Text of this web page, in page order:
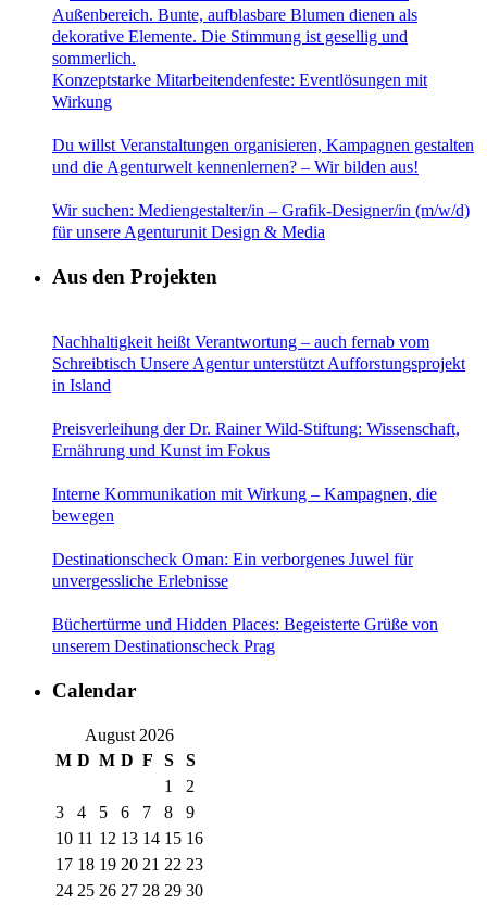
Konzeptstarke Mitarbeitendenfeste: Eventlösungen mit
Wirkung
Du willst Veranstaltungen organisieren, Kampagnen gestalten
und die Agenturwelt kennenlernen? – Wir bilden aus!
Wir suchen: Mediengestalter/in – Grafik-Designer/in (m/w/d)
für unsere Agenturunit Design & Media
Aus den Projekten
Nachhaltigkeit heißt Verantwortung – auch fernab vom
Schreibtisch Unsere Agentur unterstützt Aufforstungsprojekt
in Island
Preisverleihung der Dr. Rainer Wild-Stiftung: Wissenschaft,
Ernährung und Kunst im Fokus
Interne Kommunikation mit Wirkung – Kampagnen, die
bewegen
Destinationscheck Oman: Ein verborgenes Juwel für
unvergessliche Erlebnisse
Büchertürme und Hidden Places: Begeisterte Grüße von
unserem Destinationscheck Prag
Calendar
August 2026
M D M D F S
S
1
2
3
4 5 6 7 8
9
10 11 12 13 14 15 16
17 18 19 20 21 22 23
24 25 26 27 28 29 30